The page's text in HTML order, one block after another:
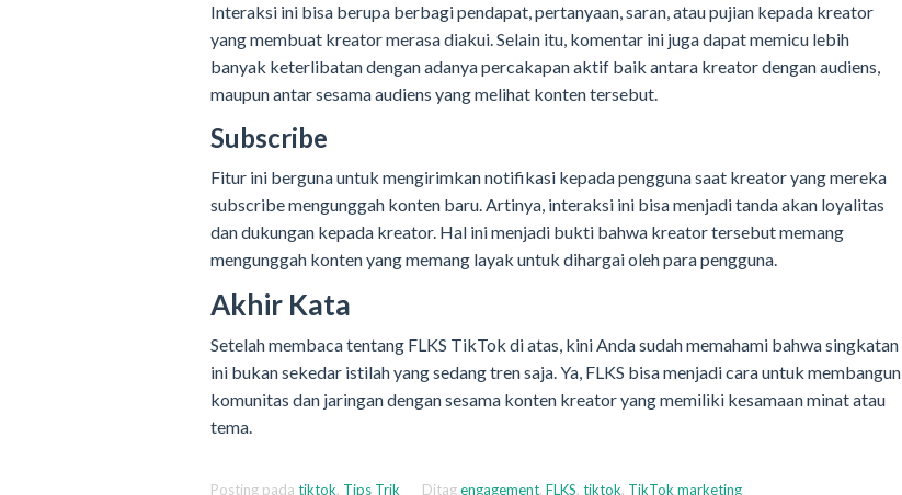
Interaksi ini bisa berupa berbagi pendapat, pertanyaan, saran, atau pujian kepada kreator
yang membuat kreator merasa diakui. Selain itu, komentar ini juga dapat memicu lebih
banyak keterlibatan dengan adanya percakapan aktif baik antara kreator dengan audiens,
maupun antar sesama audiens yang melihat konten tersebut.
Subscribe
Fitur ini berguna untuk mengirimkan notifikasi kepada pengguna saat kreator yang mereka
subscribe mengunggah konten baru. Artinya, interaksi ini bisa menjadi tanda akan loyalitas
dan dukungan kepada kreator. Hal ini menjadi bukti bahwa kreator tersebut memang
mengunggah konten yang memang layak untuk dihargai oleh para pengguna.
Akhir Kata
Setelah membaca tentang FLKS TikTok di atas, kini Anda sudah memahami bahwa singkatan
ini bukan sekedar istilah yang sedang tren saja. Ya, FLKS bisa menjadi cara untuk membangun
komunitas dan jaringan dengan sesama konten kreator yang memiliki kesamaan minat atau
tema.
Posting pada tiktok, Tips Trik Ditagengagement, FLKS, tiktok, TikTok marketing